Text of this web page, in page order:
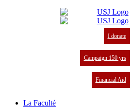
I donate
Campaign 150 yrs
Financial Aid
La Faculté